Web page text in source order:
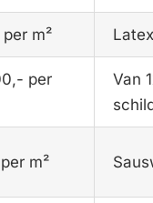
m²
per
Van
m²